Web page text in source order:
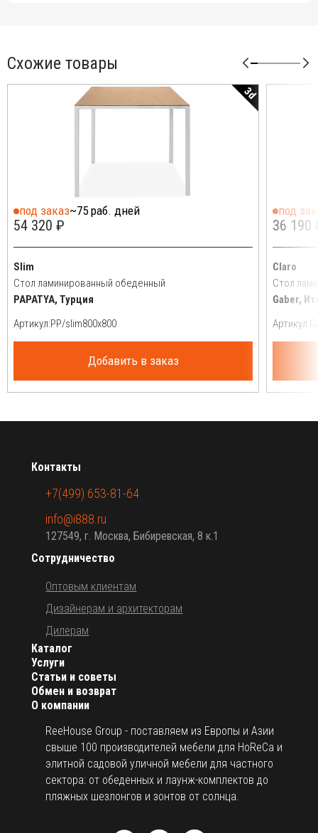
Схожие товары
3d
под заказ~75 раб. дней
54 320 ₽
Slim
Стол ламинированный обеденный
PAPATYA, Турция
Артикул:
Добавить в заказ
под
36 190
Claro
Стол
Gaber,
Артикул:
О компании
ReeHouse Group - поставляем из Европы и Азии
свыше 100 производителей мебели для HoReCa и
элитной садовой уличной мебели для частного
сектора: от обеденных и лаунж-комплектов до
пляжных шезлонгов и зонтов от солнца.
Каталог
Услуги
Статьи и советы
Обмен и возврат
Сотрудничество
Оптовым клиентам
Дизайнерам и архитекторам
Дилерам
Контакты
+7(499) 653-81-64
info@i888.ru
127549, г. Москва, Бибиревская, 8 к.1